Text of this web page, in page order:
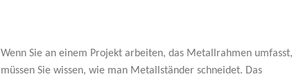
Wenn Sie an einem Projekt arbeiten, das Metallrahmen umfasst,
müssen Sie wissen, wie man Metallständer schneidet. Das